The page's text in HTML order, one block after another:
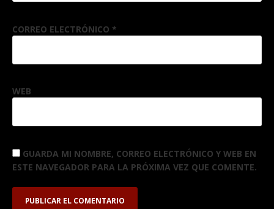
CORREO ELECTRÓNICO *
WEB
GUARDA MI NOMBRE, CORREO ELECTRÓNICO Y WEB EN
ESTE NAVEGADOR PARA LA PRÓXIMA VEZ QUE COMENTE.